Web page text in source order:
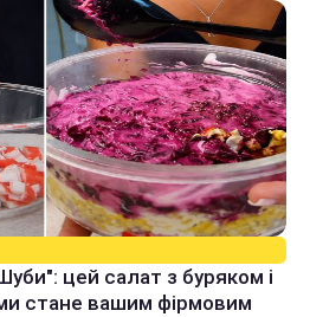
цей салат з буряком і
стане вашим фірмовим